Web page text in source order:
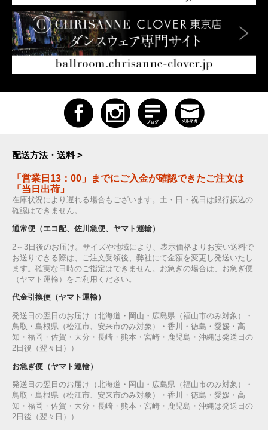
配送方法・送料 >
「営業日13：00」までにご入金が確認できたご注文は
「当日出荷」
在庫状況により遅れる場合もございます。土・日・祝日は銀行振込の
確認はできません。
通常便（エコ配、佐川急便、ヤマト運輸）
2～3日後のお届け。サイズや地域により、表示価格よりお安い送料で
お送りできる際は、ご注文受領後、弊社にて金額を変更し発送いたし
ます。確実な日時のご指定はできません。お急ぎの場合は、お急ぎ便
（ヤマト運輸）をご利用ください。
代金引換便（ヤマト運輸）
発送日の翌日のお届け（北海道・岡山・広島県（福山市のみ対象）・
鳥取・島根県（松江市、安来市のみ対象）・香川・徳島・愛媛・高
知・福岡・佐賀・大分・長崎・熊本・宮崎・鹿児島・沖縄は発送日の
2日後（翌々日））
お急ぎ便（ヤマト運輸）
発送日の翌日のお届け（北海道・岡山・広島県（福山市のみ対象）・
鳥取・島根県（松江市、安来市のみ対象）・香川・徳島・愛媛・高
知・福岡・佐賀・大分・長崎・熊本・宮崎・鹿児島・沖縄は発送日の
2日後（翌々日））